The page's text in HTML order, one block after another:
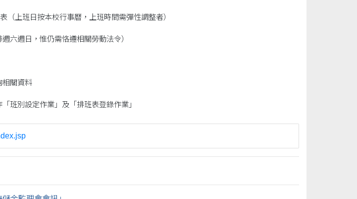
（上班日按本校行事曆，上班時間需彈性調整者）
六週日，惟仍需恪遵相關勞動法令）
相關資料
班別設定作業」及「排班表登錄作業」